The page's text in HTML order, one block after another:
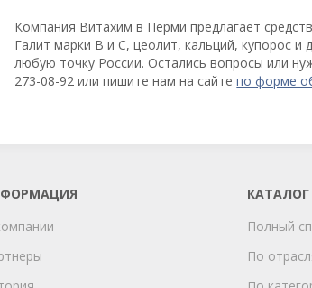
Компания Витахим в Перми предлагает
Галит марки В и С, цеолит, кальций, купорос
любую точку России. Остались вопросы или
273-08-92 или пишите нам на сайтепо форме
КАТАЛОГ
Полный
По